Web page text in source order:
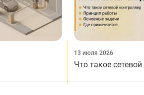
13 июля 2026
Что такое